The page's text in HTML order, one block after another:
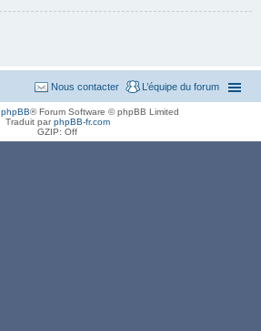
L’équipe du forum
Nous contacter
phpBB® Forum Software © phpBB Limited
Traduit parphpBB-fr.com
GZIP: Off